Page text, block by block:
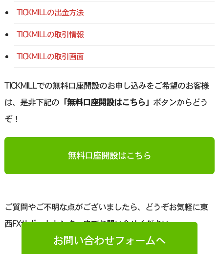
TICKMILLの出金方法
TICKMILLの取引情報
TICKMILLの取引画面
TICKMILLでの無料口座開設のお申し込みをご希望のお客様
は、是非下記の「無料口座開設はこちら」 ボタンからどう
ぞ！
無料口座開設はこちら
ご質問やご不明な点がございましたら、どうぞお気軽に東
西FXサポートセンターまでお問い合せください。
お問い合わせフォームへ